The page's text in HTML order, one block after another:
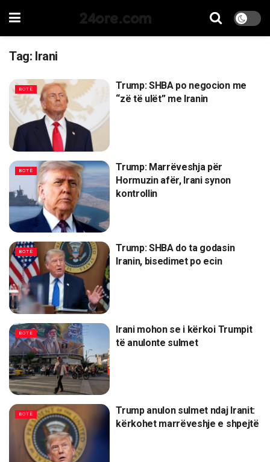
24ore.com
Tag: Irani
BOTË
Trump: SHBA po negocion me
“zë të ulët” me Iranin
BOTË
Trump: Marrëveshja për
Hormuzin afër, Irani synon
kontrollin
BOTË
Trump: SHBA do ta godasin
Iranin, bisedimet po ecin
BOTË
Irani mohon se i kërkoi Trumpit
të anulonte sulmet
BOTË
Trump anulon sulmet ndaj Iranit:
kërkohet marrëveshje e shpejtë